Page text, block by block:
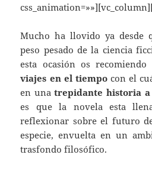
Mucho ha llovido ya desde
peso pesado de la ciencia
esta ocasión os
viajes en el tiempocon el
en unatrepidante historia
es que la novela esta
reflexionar sobre el futuro
especie, envuelta en un
trasfondo filosófico.